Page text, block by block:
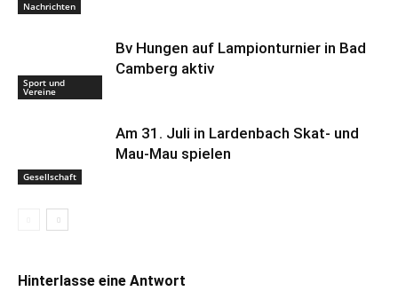
Nachrichten
Sport und
Vereine
Bv Hungen auf Lampionturnier in Bad
Camberg aktiv
Gesellschaft
Am 31. Juli in Lardenbach Skat- und
Mau-Mau spielen
Hinterlasse eine Antwort